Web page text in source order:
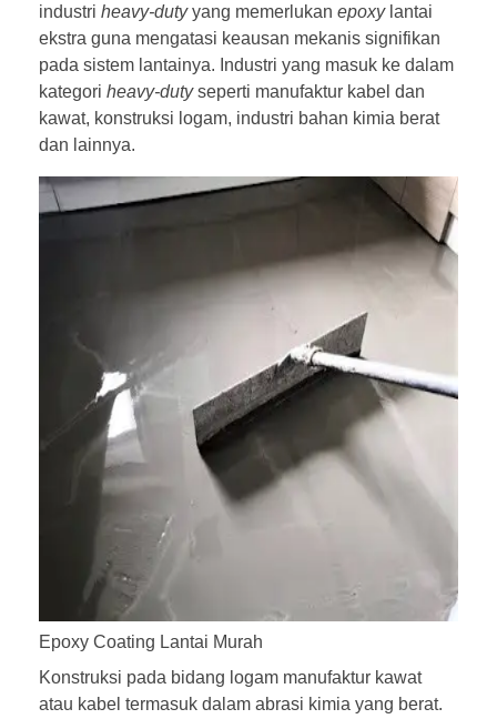
industri heavy-dutyyang memerlukan epoxylantai
ekstra guna mengatasi keausan mekanis signifikan
pada sistem lantainya. Industri yang masuk ke dalam
kategori heavy-dutyseperti manufaktur kabel dan
kawat, konstruksi logam, industri bahan kimia berat
dan lainnya.
Epoxy Coating Lantai Murah
Konstruksi pada bidang logam manufaktur kawat
atau kabel termasuk dalam abrasi kimia yang berat.